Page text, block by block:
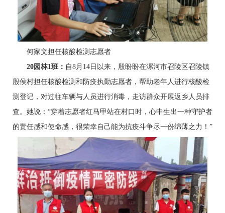
何家文担任核酸检测志愿者
20园林1班： 自8月14日以来，殷盼盼在漯河市召陵区召陵镇
殷侯村担任核酸检测和防疫执勤志愿者，帮助老年人进行核酸检
测登记，对过往车辆与人员进行消毒，走访群众开展返乡人员排
查。她说：“穿着志愿者红马甲站在村口时，心中生出一种守护者
的责任感和使命感，很荣幸自己能为抗疫斗争尽一份绵薄之力！”